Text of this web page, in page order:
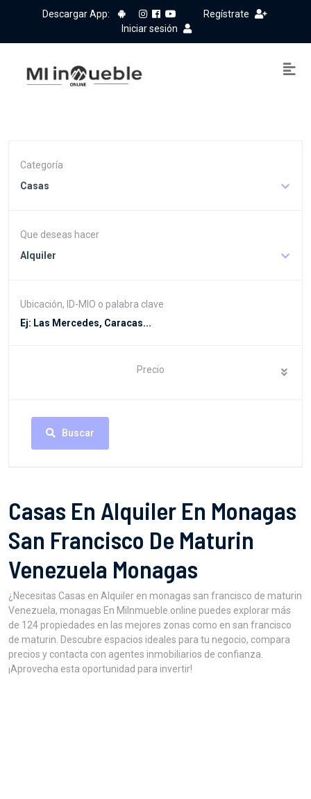
Descargar App:
Regístrate
Iniciar sesión
Categoría
Casas
Que deseas hacer
Alquiler
Ubicación, ID-MIO o palabra clave
Precio
Buscar
Casas En Alquiler En Monagas
San Francisco De Maturin
Venezuela Monagas
¿Necesitas Casas en Alquiler en monagas san francisco de maturin
Venezuela, monagas En MiInmueble.online puedes explorar más
de 124 propiedades en las mejores zonas como en san francisco
de maturin. Descubre espacios ideales para tu negocio, compara
precios y contacta con agentes inmobiliarios de confianza.
¡Aprovecha esta oportunidad para invertir!